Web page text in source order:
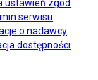
ustawień zgód
serwisu
o nadawcy
dostępności